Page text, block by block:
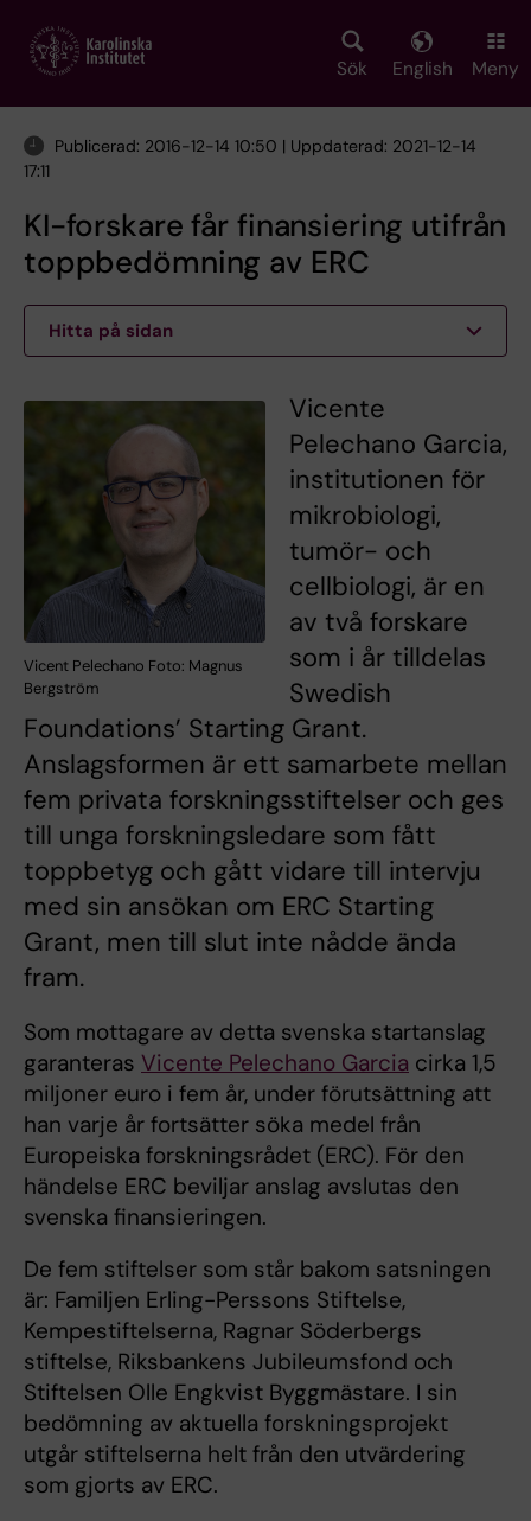
main
Sök English Meny
Publicerad: 2016-12-14 10:50 | Uppdaterad: 2021-12-14
17:11
KI-forskare får finansiering utifrån
toppbedömning av ERC
Hitta på sidan
Vicent Pelechano Foto: Magnus
Bergström
Vicente
Pelechano Garcia,
institutionen för
mikrobiologi,
tumör- och
cellbiologi, är en
av två forskare
som i år tilldelas
Swedish
Foundations’ Starting Grant.
Anslagsformen är ett samarbete mellan
fem privata forskningsstiftelser och ges
till unga forskningsledare som fått
toppbetyg och gått vidare till intervju
med sin ansökan om ERC Starting
Grant, men till slut inte nådde ända
fram.
Som mottagare av detta svenska startanslag
garanteras Vicente Pelechano Garcia cirka 1,5
miljoner euro i fem år, under förutsättning att
han varje år fortsätter söka medel från
Europeiska forskningsrådet (ERC). För den
händelse ERC beviljar anslag avslutas den
svenska finansieringen.
De fem stiftelser som står bakom satsningen
är: Familjen Erling-Perssons Stiftelse,
Kempestiftelserna, Ragnar Söderbergs
stiftelse, Riksbankens Jubileumsfond och
Stiftelsen Olle Engkvist Byggmästare. I sin
bedömning av aktuella forskningsprojekt
utgår stiftelserna helt från den utvärdering
som gjorts av ERC.